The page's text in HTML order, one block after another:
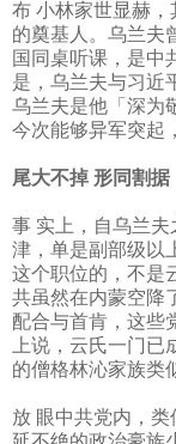
布 小林家世显赫
的奠基人。乌兰夫
国同桌听课，是中
是，乌兰夫与习近
乌兰夫是他「深为
今次能够异军突起
尾大不掉 形同割据
事 实上，自乌兰
津，单是副部级以
这个职位的，不是
共虽然在内蒙空降
配合与首肯，这些
上说，云氏一门
的僧格林沁家族类
放 眼中共党内，